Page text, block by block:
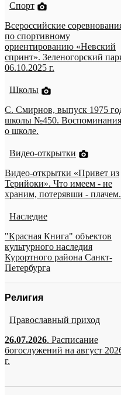
Спорт
Всероссийские
по спортивному
ориентированию «Невский
спринт». Зеленогорский
06.10.2025 г.
Школы
С. Смирнов, выпуск 1975
школы №450. Воспоминания
о школе.
Видео-открытки
Видео-открытки «Привет из
Терийоки». Что имеем - не
храним, потерявши - плачем.
Наследие
"Красная Книга" объектов
культурного наследия
Курортного района Санкт-
Петербурга
Религия
Православный приход
26.07.2026. Расписание
богослужений на август
г.